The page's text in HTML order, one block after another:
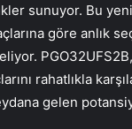
sunuyor. Bu
göre anlık
rahatlıkla
gelen